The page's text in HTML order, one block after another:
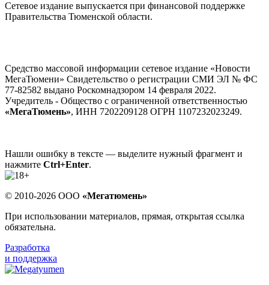
Сетевое издание выпускается при финансовой поддержке
Правительства Тюменской области.
Средство массовой информации сетевое издание «Новости
МегаТюмени» Свидетельство о регистрации СМИ ЭЛ № ФС
77-82582 выдано Роскомнадзором 14 февраля 2022.
Учредитель - Общество с ограниченной ответственностью
«МегаТюмень», ИНН 7202209128 ОГРН 1107232023249.
Нашли ошибку в тексте — выделите нужный фрагмент и
нажмите Ctrl+Enter.
© 2010-2026 ООО «Мегатюмень»
При использовании материалов, прямая, открытая ссылка
обязательна.
Разработка
и поддержка